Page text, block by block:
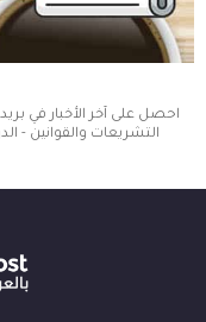
احصل على آخر الأخبار في
التشريعات والقوانين -